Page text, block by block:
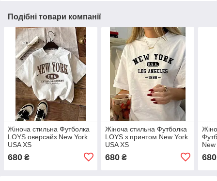
Подібні товари компанії
Жіноча стильна Футболка
LOYS оверсайз New York
USA XS
680 ₴
Жіноча стильна Футболка
LOYS з принтом New York
USA XS
680₴
New
680